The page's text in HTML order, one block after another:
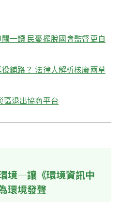
關一讀 民憂擺脫國會監督更自
鋪路？ 法律人解析核廢兩草
區退出協商平台
境—讓《環境資訊中
環境發聲